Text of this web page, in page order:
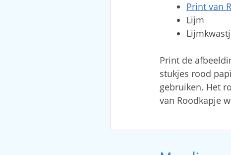
Print van
Lijm
Print de
stukjes rood
gebruiken. Het
van Roodkapje